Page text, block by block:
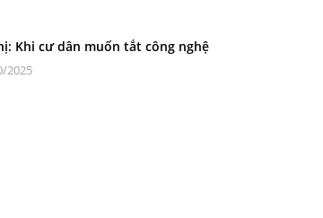
Khi cư dân muốn tắt công nghệ
2025